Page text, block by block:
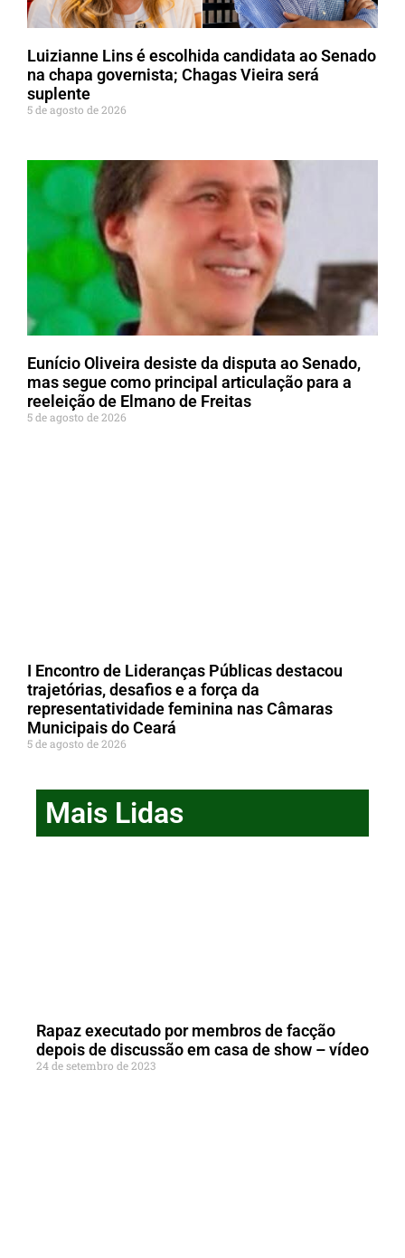
Luizianne Lins é escolhida candidata ao Senado
na chapa governista; Chagas Vieira será
suplente
5 de agosto de 2026
Eunício Oliveira desiste da disputa ao Senado,
mas segue como principal articulação para a
reeleição de Elmano de Freitas
5 de agosto de 2026
I Encontro de Lideranças Públicas destacou
trajetórias, desafios e a força da
representatividade feminina nas Câmaras
Municipais do Ceará
5 de agosto de 2026
Mais Lidas
Rapaz executado por membros de facção
depois de discussão em casa de show – vídeo
24 de setembro de 2023